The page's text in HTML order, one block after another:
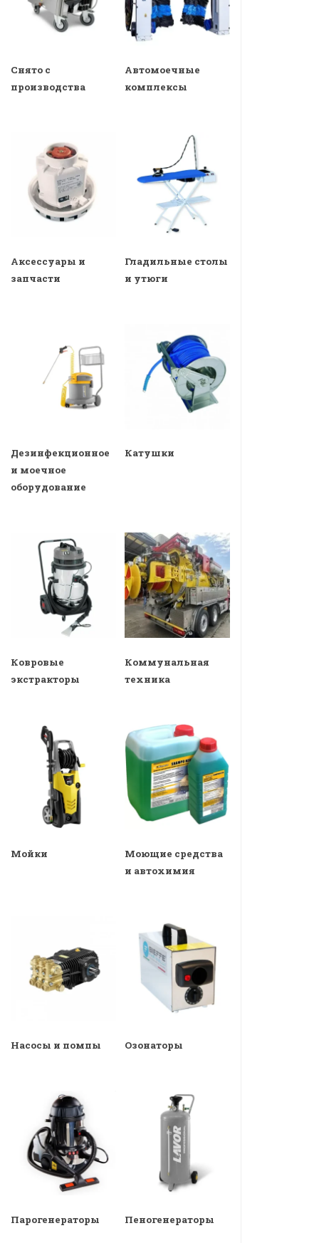
Снято с
производства
Автомоечные
комплексы
Аксессуары и
запчасти
Гладильные столы
и утюги
Дезинфекционное
и моечное
оборудование
Катушки
Ковровые
экстракторы
Коммунальная
техника
Мойки
Моющие средства
и автохимия
Насосы и помпы Озонаторы
Парогенераторы Пеногенераторы